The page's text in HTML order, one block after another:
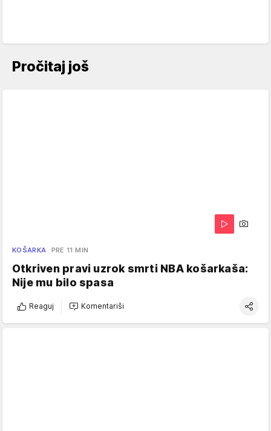
Pročitaj još
KOŠARKA PRE 11 MIN
Otkriven pravi uzrok smrti NBA košarkaša:
Nije mu bilo spasa
Reaguj Komentariši